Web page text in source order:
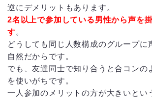
逆にデメリットもあります。
2名以上で参加している男性から声を
す。
どうしても同じ人数構成のグループに
自然だからです。
でも、友達同士で知り合うと合コンの
を使いがちです。
一人参加のメリットの方が大きいとい